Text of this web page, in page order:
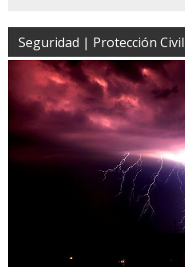
Seguridad | Protección Civil